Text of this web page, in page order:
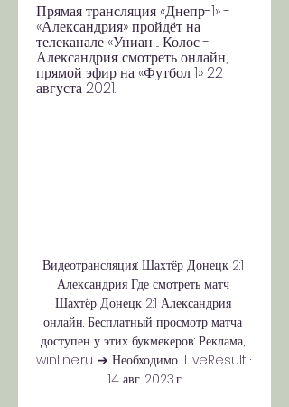
Прямая трансляция «Днепр-1» -
«Александрия» пройдёт на
телеканале «Униан ... Колос -
Александрия: смотреть онлайн,
прямой эфир на «Футбол 1» 22
августа 2021.
Видеотрансляция: Шахтёр Донецк 2:1
Александрия Где смотреть матч
Шахтёр Донецк 2:1 Александрия
онлайн. Бесплатный просмотр матча
доступен у этих букмекеров: Реклама,
winline.ru. ➔ Необходимо ...LiveResult ·
14 авг. 2023 г.